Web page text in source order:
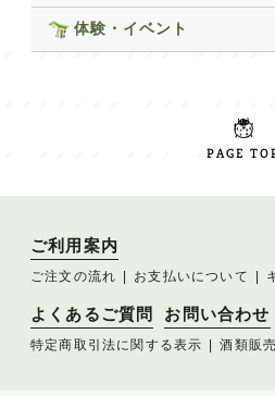
体験・イベント
PAGE
ご利用案内
ご注文の流れ お支払いについて
よくあるご質問 お問い合わせ
特定商取引法に関する表示 酒類販